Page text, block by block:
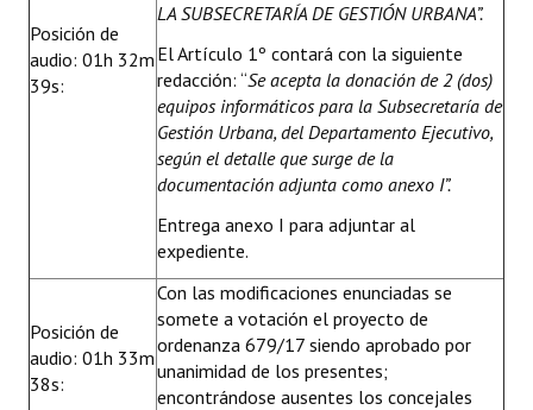
Posición de
audio: 01h 32m
39s:
LA SUBSECRETARÍA DE GESTIÓN URBANA”.
El Artículo 1º contará con la siguiente
redacción: “Se acepta la donación de 2 (dos)
equipos informáticos para la Subsecretaría de
Gestión Urbana, del Departamento Ejecutivo,
según el detalle que surge de la
documentación adjunta como anexo I”.
Entrega anexo I para adjuntar al
expediente.
Posición de
audio: 01h 33m
38s:
Con las modificaciones enunciadas se
somete a votación el proyecto de
ordenanza 679/17 siendo aprobado por
unanimidad de los presentes;
encontrándose ausentes los concejales